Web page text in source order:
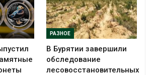
РАЗНОЕ
В Бурятии завершили
обследование
лесовосстановительных